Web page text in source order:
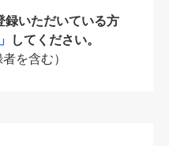
いただいている方
してください。
を含む）